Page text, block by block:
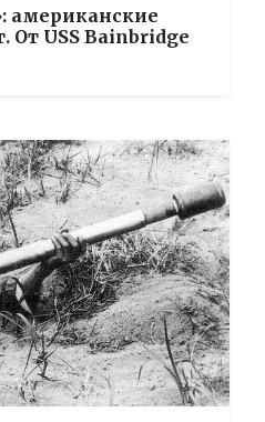
американские
От USS Bainbridge